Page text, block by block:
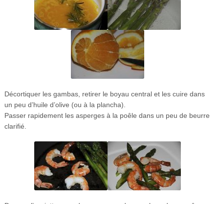
Décortiquer les gambas, retirer le boyau central et les cuire dans
un peu d’huile d’olive (ou à la plancha).
Passer rapidement les asperges à la poêle dans un peu de beurre
clarifié.